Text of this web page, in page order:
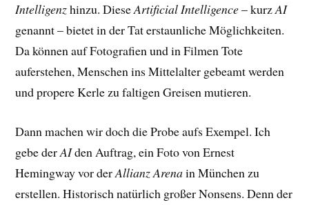
Intelligenzhinzu. DieseArtificial Intelligence– kurzAI
genannt – bietet in der Tat erstaunliche Möglichkeiten.
Da können auf Fotografien und in Filmen Tote
auferstehen, Menschen ins Mittelalter gebeamt werden
und propere Kerle zu faltigen Greisen mutieren.
Dann machen wir doch die Probe aufs Exempel. Ich
gebe derAIden Auftrag, ein Foto von Ernest
Hemingway vor derAllianz Arenain München zu
erstellen. Historisch natürlich großer Nonsens. Denn der